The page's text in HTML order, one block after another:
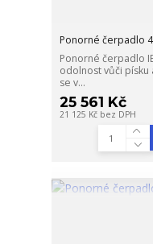
Ponorné čerpadlo 4
Ponorné čerpadlo
odolnost vůči písku
se v...
25 561 Kč
21 125 Kč bez DPH